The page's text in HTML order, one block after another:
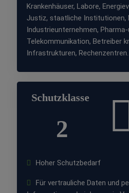
Krankenhäuser, Labore,
Justiz, staatliche Institutionen,
Industrieunternehmen,
Telekommunikation, Betreiber
Infrastrukturen, Rechenzentren.
Schutzklasse
2
Hoher Schutzbedarf
Für vertrauliche Daten und